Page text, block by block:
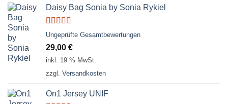
Daisy Bag Sonia by Sonia Rykiel
Bewertet
mit 3.50
von 5
Ungeprüfte Gesamtbewertungen
29,00 €
inkl. 19 % MwSt.
zzgl. Versandkosten
On1 Jersey UNIF